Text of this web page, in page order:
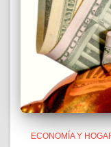
ECONOMÍA Y